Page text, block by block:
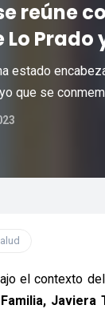
reúne
Prado
estado
que se
el contexto del
Javiera